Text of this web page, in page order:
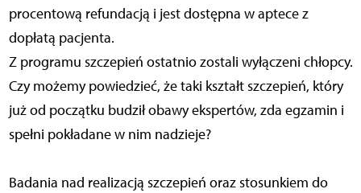
procentową refundacją i jest dostępna w aptece z
dopłatą pacjenta.
Z programu szczepień ostatnio zostali wyłączeni chłopcy.
Czy możemy powiedzieć, że taki kształt szczepień, który
już od początku budził obawy ekspertów, zda egzamin i
spełni pokładane w nim nadzieje?
Badania nad realizacją szczepień oraz stosunkiem do